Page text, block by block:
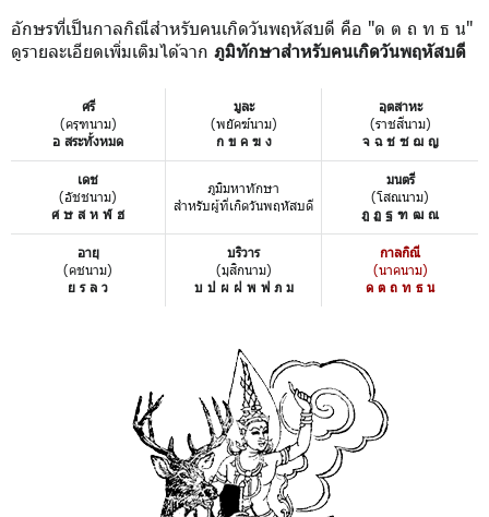
อักษรที่เป็นกาลกิณีสำหรับคนเกิดวันพฤหัสบดี คือ "ด ต ถ ท ธ น"
ดูรายละเอียดเพิ่มเติมได้จาก ภูมิทักษาสำหรับคนเกิดวันพฤหัสบดี
ศรี
(ครุฑนาม)
อ สระทั้งหมด
มูละ
(พยัคฆ์นาม)
ก ข ค ฆ ง
อุตสาหะ
(ราชสีนาม)
จ ฉ ช ซ ฌ ญ
เดช
(อัชชนาม)
ศ ษ ส ห ฬ ฮ
ภูมิมหาทักษา
สำหรับผู้ที่เกิดวันพฤหัสบดี
มนตรี
(โสณนาม)
ฎ ฏ ฐ ฑ ฒ ณ
อายุ
(คชนาม)
ย ร ล ว
บริวาร
(มุสิกนาม)
บ ป ผ ฝ พ ฟ ภ ม
กาลกิณี
(นาคนาม)
ด ต ถ ท ธ น